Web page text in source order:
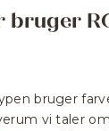
bruger
bruger
vi taler